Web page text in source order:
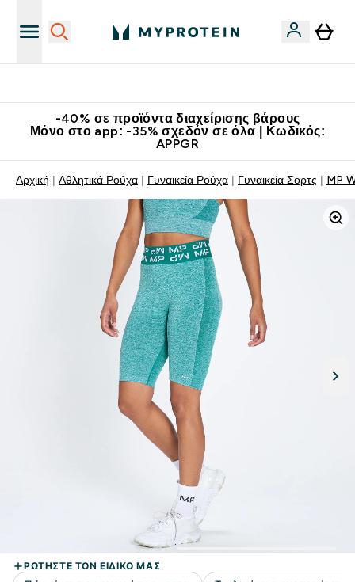
-40% σε προϊόντα διαχείρισης βάρους
Μόνο στο app: -35% σχεδόν σε όλα | Κωδικός:
APPGR
Αρχική Αθλητικά Ρούχα Γυναικεία Ρούχα Γυναικεία Σορτς MP